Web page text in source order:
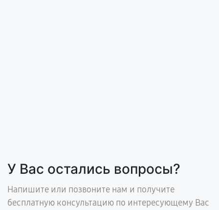
У Вас остались вопросы?
Напишите или позвоните нам и получите
бесплатную консультацию по интересующему Вас